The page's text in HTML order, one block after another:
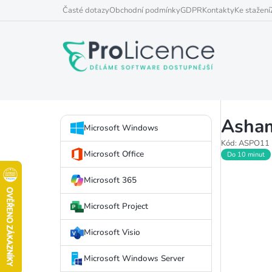
na
Časté dotazyObchodní podmínkyGDPRKontaktyKe stažení
P
r
a
n
Přeskočit
kategorie
Microsoft Windows
Microsoft Office
Microsoft 365
Microsoft Project
Microsoft Visio
Microsoft Windows Server
Kód: ASPO11
Do 10 minut